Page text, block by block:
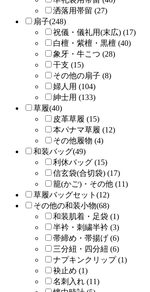
洒落用帯留 (27)
扇子(248)
祝儀・儀礼用(末広) (17)
白檀・紫檀・黒檀 (40)
象牙・牛こつ (28)
干支 (15)
その他の扇子 (8)
婦人用 (104)
紳士用 (133)
草履(40)
皮革草履 (15)
本パナマ草履 (12)
その他履物 (4)
和装バッグ(49)
利休バッグ (15)
信玄袋(合切袋) (17)
籠(かご)・その他 (11)
草履バッグセット(12)
その他の和装小物(68)
和装肌着・足袋 (1)
半衿・刺繍半衿 (3)
帯締め・帯揚げ (6)
三分紐・四分紐 (6)
ナプキンクリップ (1)
袂止め (1)
名刺入れ (11)